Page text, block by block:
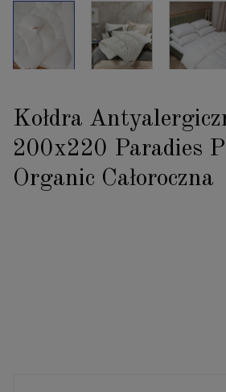
Kołdra
200x220 Paradies
Organic Całoroczna